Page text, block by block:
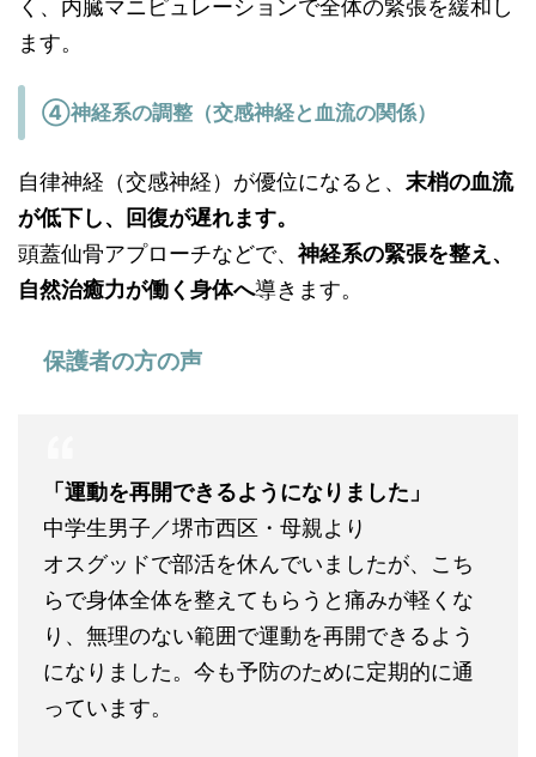
く、内臓マニピュレーションで全体の緊張を緩和し
ます。
④神経系の調整（交感神経と血流の関係）
自律神経（交感神経）が優位になると、 末梢の血流
が低下し、回復が遅れます。
頭蓋仙骨アプローチなどで、 神経系の緊張を整え、
自然治癒力が働く身体へ導きます。
保護者の方の声
「運動を再開できるようになりました」
中学生男子／堺市西区・母親より
オスグッドで部活を休んでいましたが、こち
らで身体全体を整えてもらうと痛みが軽くな
り、無理のない範囲で運動を再開できるよう
になりました。今も予防のために定期的に通
っています。